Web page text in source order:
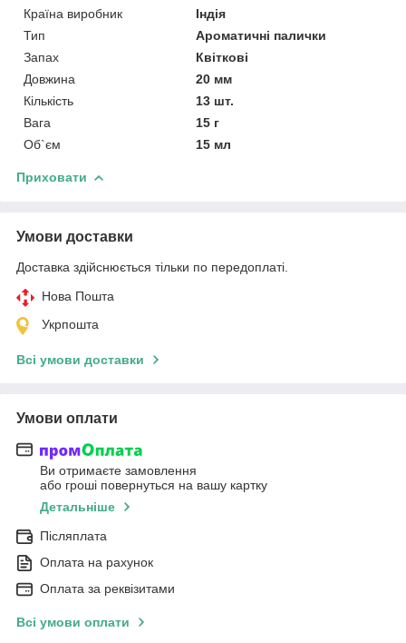
Країна виробник
Індія
Тип
Ароматичні палички
Запах
Квіткові
Довжина
20 мм
Кількість
13 шт.
Вага
15 г
Об`єм
15 мл
Приховати
Умови доставки
Доставка здійснюється тільки по передоплаті.
Нова Пошта
Укрпошта
Всі умови доставки
Умови оплати
Ви отримаєте замовлення
або гроші повернуться на вашу картку
Детальніше
Післяплата
Оплата на рахунок
Оплата за реквізитами
Всі умови оплати